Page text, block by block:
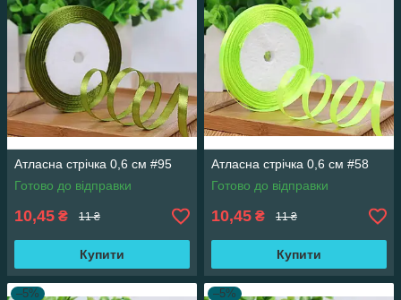
Атласна стрічка 0,6 см #95
Готово до відправки
10,45 ₴ 11 ₴
Купити
Атласна стрічка 0,6 см #58
Готово до відправки
10,45 ₴ 11 ₴
Купити
–5% –5%